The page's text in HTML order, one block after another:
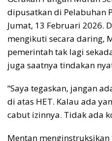
dipusatkan di Pelabuhan
Jumat, 13 Februari 2026.
mengikuti secara daring,
pemerintah tak lagi
juga saatnya tindakan
“Saya tegaskan, jangan
di atas HET. Kalau ada
cabut izinnya. Tidak ada
Mentan menginstruksikan